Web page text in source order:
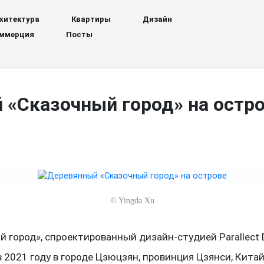
Квартиры
Дизайн
Посты
город» на
© Yingda Xu
город», спроектированный дизайн-студией Parallect
2021 году в городе Цзюцзян, провинция Цзянси,